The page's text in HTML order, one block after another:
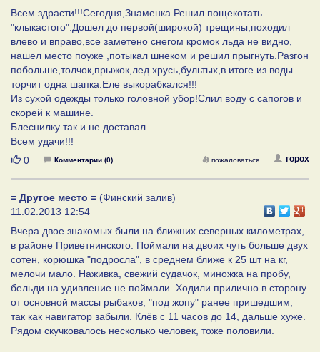
Всем здрасти!!!Сегодня,Знаменка.Решил пощекотать
"клыкастого".Дошел до первой(широкой) трещины,походил
влево и вправо,все заметено снегом кромок льда не видно,
нашел место поуже ,потыкал шнеком и решил прыгнуть.Разгон
побольше,толчок,прыжок,лед хрусь,бультых,в итоге из воды
торчит одна шапка.Еле выкорабкался!!!
Из сухой одежды только головной убор!Слил воду с сапогов и
скорей к машине.
Блеснилку так и не доставал.
Всем удачи!!!
Нравится
0 Комментарии (0) горох
пожаловаться
= Другое место = (Финский залив)
11.02.2013 12:54
Вчера двое знакомых были на ближних северных километрах,
в районе Приветнинского. Поймали на двоих чуть больше двух
сотен, корюшка "подросла", в среднем ближе к 25 шт на кг,
мелочи мало. Наживка, свежий судачок, миножка на пробу,
бельди на удивление не поймали. Ходили прилично в сторону
от основной массы рыбаков, "под жопу" ранее пришедшим,
так как навигатор забыли. Клёв с 11 часов до 14, дальше хуже.
Рядом скучковалось несколько человек, тоже половили.